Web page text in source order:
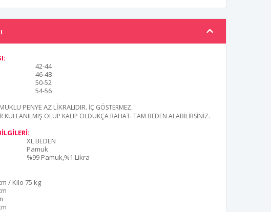
42-44
46-48
50-52
54-56
PENYE AZ LİKRALIDIR. İÇ GÖSTERMEZ.
KULLANILMIŞ OLUP KALIP OLDUKÇA RAHAT. TAM BEDEN ALABİLİRSİNİZ.
XL BEDEN
Pamuk
%99 Pamuk,%1 Likra
/ Kilo 75 kg